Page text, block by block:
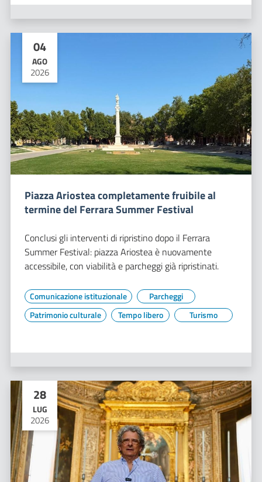
04
AGO
2026
Piazza Ariostea completamente fruibile al
termine del Ferrara Summer Festival
Conclusi gli interventi di ripristino dopo il Ferrara
Summer Festival: piazza Ariostea è nuovamente
accessibile, con viabilità e parcheggi già ripristinati.
Comunicazione istituzionale
Parcheggi
Patrimonio culturale
Tempo libero Turismo
28
LUG
2026